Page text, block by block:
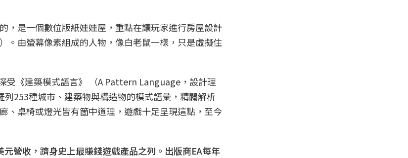
，是一個數位版紙娃娃屋，重點在讓玩家進行房屋設計
。由螢幕像素組成的人物，像白老鼠一樣，只是虛擬住
受《建築模式語言》 （A Pattern Language，設計理
253種城市、建築物與構造物的模式語彙，精闢解析
、桌椅或燈光皆有箇中道理，遊戲十足呈現這點，至今
營收，躋身史上最賺錢遊戲產品之列。出版商EA每年